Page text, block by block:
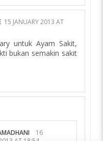
15 JANUARY 2013 AT
untuk Ayam Sakit,
bukan semakin sakit
16